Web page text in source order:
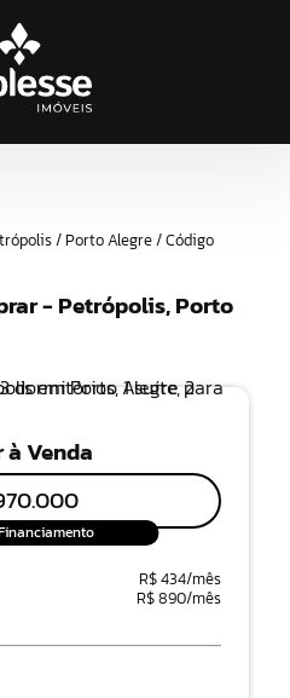
/ Porto Alegre / Código
- Petrópolis, Porto
Venda
R$ 434/mês
R$ 890/mês